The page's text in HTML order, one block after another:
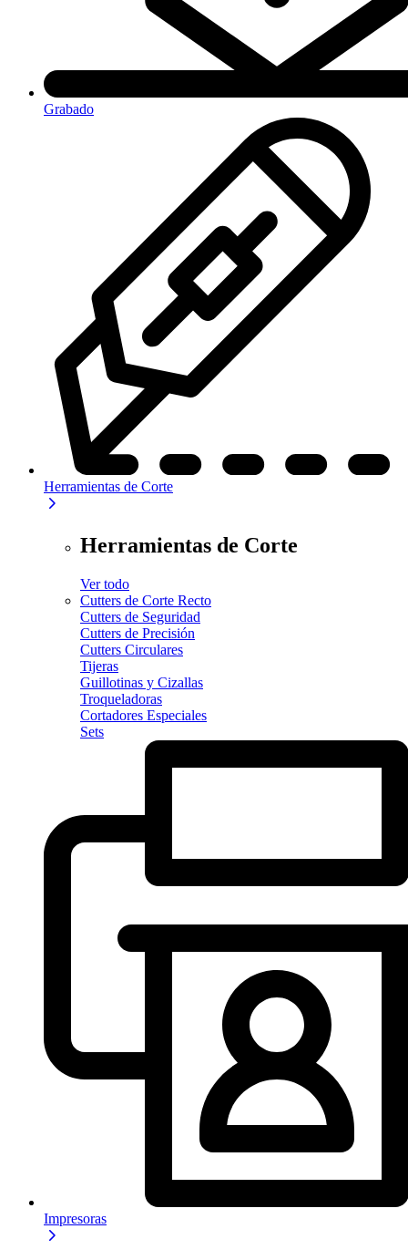
Grabado
Herramientas de Corte
Herramientas de Corte
Ver todo
Cutters de Corte Recto
Cutters de Seguridad
Cutters de Precisión
Cutters Circulares
Tijeras
Guillotinas y Cizallas
Troqueladoras
Cortadores Especiales
Sets
Impresoras